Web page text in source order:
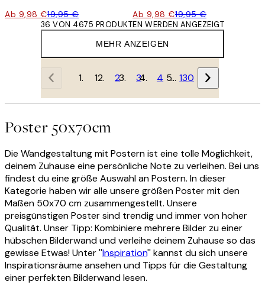
Ab 9,98 €19,95 € Ab 9,98 €19,95 €
MEHR ANZEIGEN
36 VON 4675 PRODUKTEN WERDEN ANGEZEIGT
1 2 3 4 … 130
Poster 50x70cm
Die Wandgestaltung mit Postern ist eine tolle Möglichkeit,
deinem Zuhause eine persönliche Note zu verleihen. Bei uns
findest du eine größe Auswahl an Postern. In dieser
Kategorie haben wir alle unsere größen Poster mit den
Maßen 50x70 cm zusammengestellt. Unsere
preisgünstigen Poster sind trendig und immer von hoher
Qualität. Unser Tipp: Kombiniere mehrere Bilder zu einer
hübschen Bilderwand und verleihe deinem Zuhause so das
gewisse Etwas! Unter ''Inspiration'' kannst du sich unsere
Inspirationsräume ansehen und Tipps für die Gestaltung
einer perfekten Bilderwand lesen.